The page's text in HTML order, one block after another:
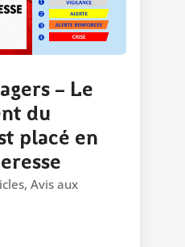
– Le
du
placé en
, Avis aux